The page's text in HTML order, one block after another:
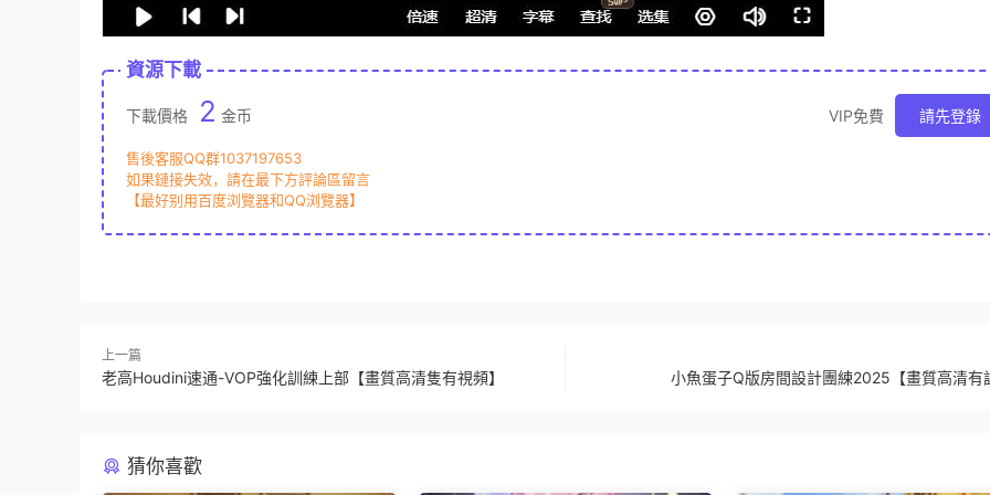
資源下載
下載價格 2 金币 VIP免費 請先登錄
售後客服QQ群1037197653
如果鏈接失效，請在最下方評論區留言
【最好别用百度浏覽器和QQ浏覽器】
上一篇
老高Houdini速通-VOP強化訓練上部【畫質高清隻有視頻】 小魚蛋子Q版房間設計團練2025【畫質高清有
猜你喜歡